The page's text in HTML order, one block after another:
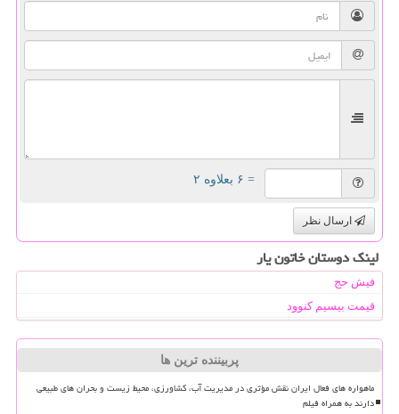
= ۶ بعلاوه ۲
ارسال نظر
لینک دوستان خاتون یار
فیش حج
قیمت بیسیم کنوود
پربیننده ترین ها
ماهواره های فعال ایران نقش مؤثری در مدیریت آب، کشاورزی، محیط زیست و بحران های طبیعی
دارند به همراه فیلم